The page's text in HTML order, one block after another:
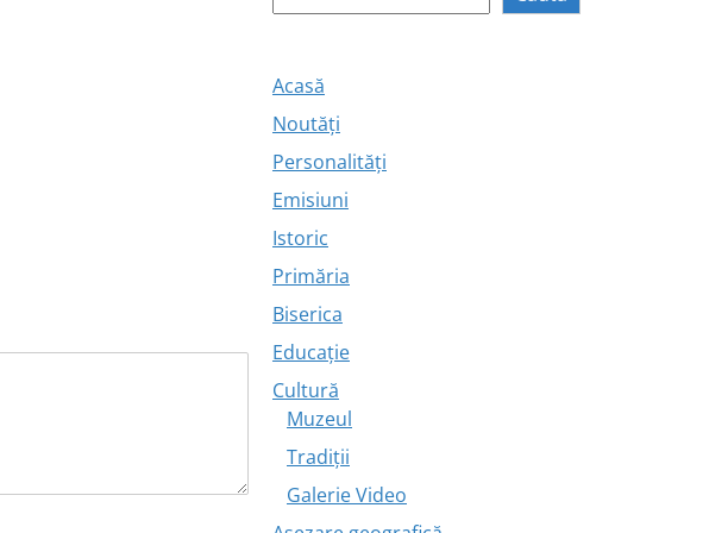
Acasă
Noutăți
Personalități
Emisiuni
Istoric
Primăria
Biserica
Educație
Cultură
Muzeul
Tradiții
Galerie Video